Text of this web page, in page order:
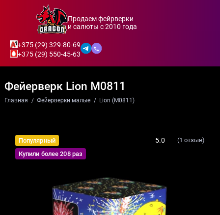
Продаем фейрверки
и салюты с 2010 года
+375 (29) 329-80-69
+375 (29) 550-45-63
Фейерверк Lion M0811
Главная Фейерверки малые Lion (M0811)
Популярный
Купили более 208 раз
5.0 (1 отзыв)